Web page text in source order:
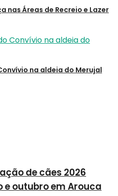
nas Áreas de Recreio e Lazer
na aldeia do Merujal
de cães 2026
outubro em Arouca